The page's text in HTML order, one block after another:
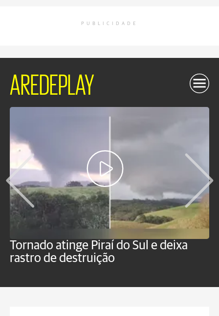
PUBLICIDADE
AREDEPLAY
Tornado atinge Piraí do Sul e deixa
rastro de destruição